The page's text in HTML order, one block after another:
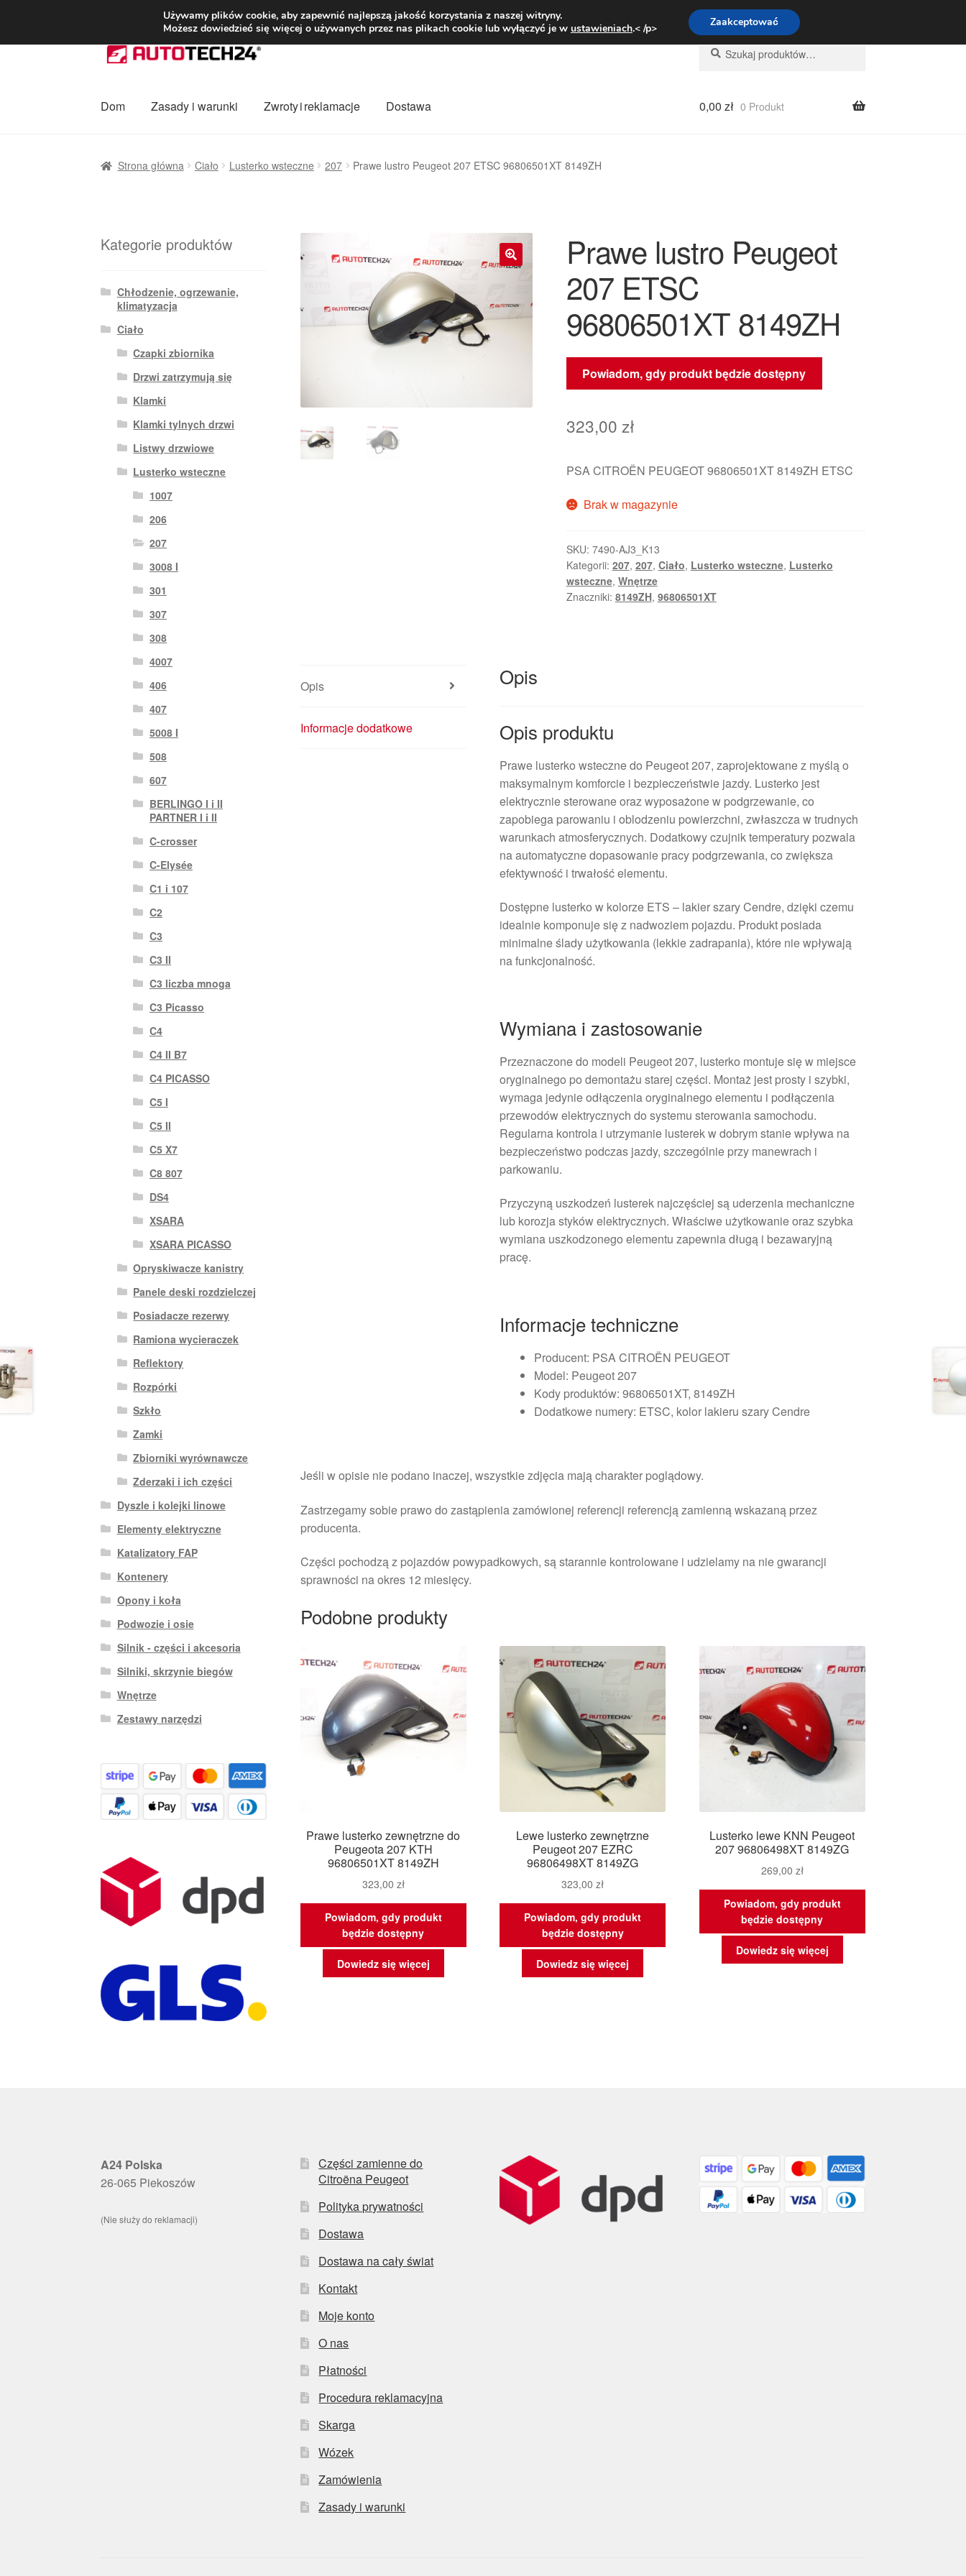
DOSTAWA od 31 zł Pn.-pt. 9:00-16:00800 003 167
Przejdź
do
Przejdź
do
Szukaj:
Szukaj
Dom Zasady i warunki Zwroty i reklamacje Dostawa 0,00 zł 0 Produkt
Strona główna Ciało Lusterko wsteczne 207 Prawe lustro Peugeot 207 ETSC 96806501XT 8149ZH
Prawe lustro Peugeot
207 ETSC
96806501XT 8149ZH
Powiadom, gdy produkt będzie dostępny
323,00 zł
PSA CITROËN PEUGEOT 96806501XT 8149ZH ETSC
Brak w magazynie
SKU: 7490-AJ3_K13
Kategorii: 207, 207, Ciało, Lusterko wsteczne, Lusterko
wsteczne, Wnętrze
Znaczniki: 8149ZH, 96806501XT
Opis
Informacje dodatkowe
Opis
Opis produktu
Prawe lusterko wsteczne do Peugeot 207, zaprojektowane z myślą o
maksymalnym komforcie i bezpieczeństwie jazdy. Lusterko jest
elektrycznie sterowane oraz wyposażone w podgrzewanie, co
zapobiega parowaniu i oblodzeniu powierzchni, zwłaszcza w trudnych
warunkach atmosferycznych. Dodatkowy czujnik temperatury pozwala
na automatyczne dopasowanie pracy podgrzewania, co zwiększa
efektywność i trwałość elementu.
Dostępne lusterko w kolorze ETS – lakier szary Cendre, dzięki czemu
idealnie komponuje się z nadwoziem pojazdu. Produkt posiada
minimalne ślady użytkowania (lekkie zadrapania), które nie wpływają
na funkcjonalność.
Wymiana i zastosowanie
Przeznaczone do modeli Peugeot 207, lusterko montuje się w miejsce
oryginalnego po demontażu starej części. Montaż jest prosty i szybki,
wymaga jedynie odłączenia oryginalnego elementu i podłączenia
przewodów elektrycznych do systemu sterowania samochodu.
Regularna kontrola i utrzymanie lusterek w dobrym stanie wpływa na
bezpieczeństwo podczas jazdy, szczególnie przy manewrach i
parkowaniu.
Przyczyną uszkodzeń lusterek najczęściej są uderzenia mechaniczne
lub korozja styków elektrycznych. Właściwe użytkowanie oraz szybka
wymiana uszkodzonego elementu zapewnia długą i bezawaryjną
pracę.
Informacje techniczne
Producent: PSA CITROËN PEUGEOT
Model: Peugeot 207
Kody produktów: 96806501XT, 8149ZH
Dodatkowe numery: ETSC, kolor lakieru szary Cendre
Jeśli w opisie nie podano inaczej, wszystkie zdjęcia mają charakter poglądowy.
Zastrzegamy sobie prawo do zastąpienia zamówionej referencji referencją zamienną wskazaną przez
producenta.
Części pochodzą z pojazdów powypadkowych, są starannie kontrolowane i udzielamy na nie gwarancji
sprawności na okres 12 miesięcy.
Podobne produkty
Prawe lusterko zewnętrzne do
Peugeota 207 KTH
96806501XT 8149ZH
323,00 zł
Powiadom, gdy produkt
będzie dostępny
Dowiedz się więcej
Lewe lusterko zewnętrzne
Peugeot 207 EZRC
96806498XT 8149ZG
323,00zł
Powiadom, gdy produkt
będzie dostępny
Dowiedz się więcej
Lusterko lewe KNN Peugeot
207 96806498XT 8149ZG
269,00 zł
Powiadom, gdy produkt
będzie dostępny
Dowiedz się więcej
Kategorie produktów
Chłodzenie, ogrzewanie,
klimatyzacja
Ciało
Czapki zbiornika
Drzwi zatrzymują się
Klamki
Klamki tylnych drzwi
Listwy drzwiowe
Lusterko wsteczne
1007
206
207
3008 I
301
307
308
4007
406
407
5008 I
508
607
BERLINGO I i II
PARTNER I i II
C-crosser
C-Elysée
C1 i 107
C2
C3
C3 II
C3 liczba mnoga
C3 Picasso
C4
C4 II B7
C4 PICASSO
C5 I
C5 II
C5 X7
C8 807
DS4
XSARA
XSARA PICASSO
Opryskiwacze kanistry
Panele deski rozdzielczej
Posiadacze rezerwy
Ramiona wycieraczek
Reflektory
Rozpórki
Szkło
Zamki
Zbiorniki wyrównawcze
Zderzaki i ich części
Dyszle i kolejki linowe
Elementy elektryczne
Katalizatory FAP
Kontenery
Opony i koła
Podwozie i osie
Silnik - części i akcesoria
Silniki, skrzynie biegów
Wnętrze
Zestawy narzędzi
A24 Polska
26-065 Piekoszów
(Nie służy do reklamacji)
Części zamienne do
Citroëna Peugeot
Polityka prywatności
Dostawa
Dostawa na cały świat
Kontakt
Moje konto
O nas
Płatności
Procedura reklamacyjna
Skarga
Wózek
Zamówienia
Zasady i warunki
Używamy plików cookie, aby zapewnić najlepszą jakość korzystania z naszej witryny.
Możesz dowiedzieć się więcej o używanych przez nas plikach cookie lub wyłączyć je w ustawieniach.< /p> Zaakceptować